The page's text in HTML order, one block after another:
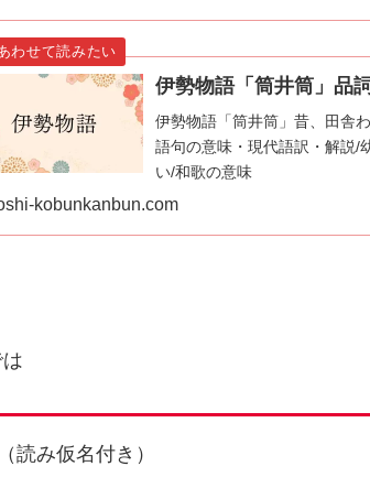
伊勢物語「筒井筒」品
伊勢物語「筒井筒」昔、田舎
語句の意味・現代語訳・解説/
い/和歌の意味
kobunkanbun.com
読み仮名付き）